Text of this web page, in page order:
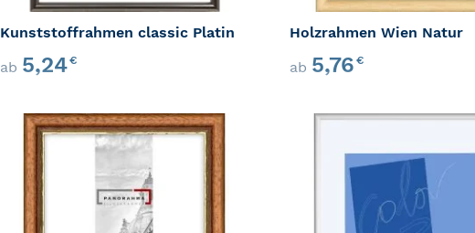
Kunststoffrahmen classic Platin
ab 5,24€
Holzrahmen Wien Natur
ab 5,76€
ZUR WUNSCHLISTE HINZUFÜGEN
ZUR VERGLEICHSLISTE